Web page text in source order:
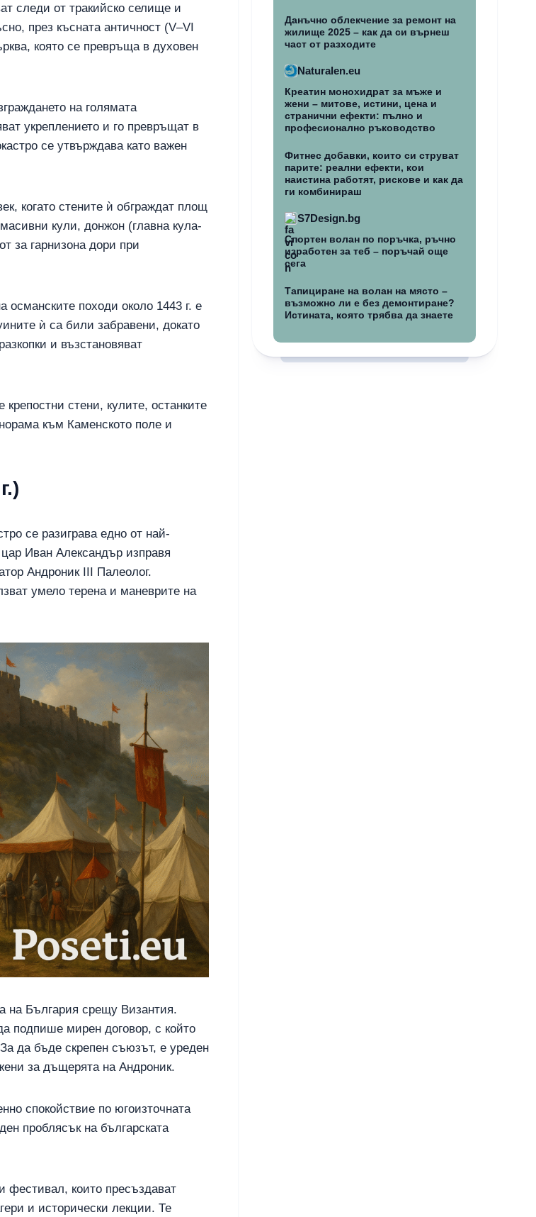
следи от тракийско селище и
през късната античност (V–VI
която се превръща в духовен
на голямата
укреплението и го превръщат в
се утвърждава като важен
когато стените ѝ обграждат площ
кули, донжон (главна кула-
за гарнизона дори при
османските походи около 1443 г. е
ѝ са били забравени, докато
и възстановяват
стени, кулите, останките
към Каменското поле и
се разиграва едно от най-
Иван Александър изправя
Андроник III Палеолог.
умело терена и маневрите на
на България срещу Византия.
подпише мирен договор, с който
да бъде скрепен съюзът, е уреден
за дъщерята на Андроник.
спокойствие по югоизточната
проблясък на българската
фестивал, които пресъздават
и исторически лекции. Те
Данъчно облекчение за ремонт на
жилище 2025 – как да си върнеш
част от разходите
Naturalen.eu
Креатин монохидрат за мъже и
жени – митове, истини, цена и
странични ефекти: пълно и
професионално ръководство
Фитнес добавки, които си струват
парите: реални ефекти, кои
наистина работят, рискове и как да
ги комбинираш
S7Design.bg
Спортен волан по поръчка, ръчно
изработен за теб – поръчай още
сега
Тапициране на волан на място –
възможно ли е без демонтиране?
Истината, която трябва да знаете